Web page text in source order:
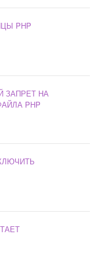
PHP
ЗАПРЕТ НА
PHP